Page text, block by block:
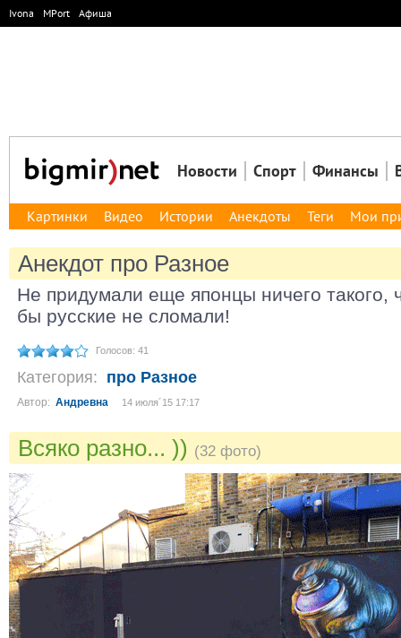
Ivona MPort Афиша
Новости Спорт Финансы
Картинки Видео Истории Анекдоты Теги Мои
Анекдот про Разное
Не придумали еще японцы ничего такого,
бы русские не сломали!
Голосов: 41
Категория: про Разное
Автор: Андревна 14 июля´15 17:17
Всяко разно... )) (32 фото)